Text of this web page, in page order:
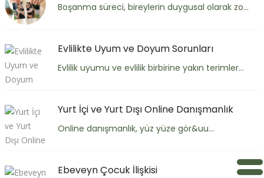
Boşanma süreci, bireylerin duygusal olarak zo...
Evlilikte Uyum ve Doyum Sorunları
Evlilik uyumu ve evlilik birbirine yakın terimler...
Yurt İçi ve Yurt Dışı Online Danışmanlık
Online danışmanlık, yüz yüze gör&uu...
Ebeveyn Çocuk İlişkisi